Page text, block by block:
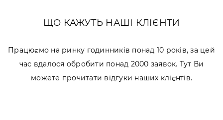
ЩО КАЖУТЬ НАШІ КЛІЄНТИ
Працюємо на ринку годинників понад 10 років, за цей
час вдалося обробити понад 2000 заявок. Тут Ви
можете прочитати відгуки наших клієнтів.